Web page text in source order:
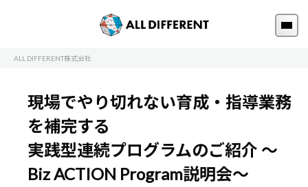
ALL DIFFERENT株式会社
現場でやり切れない育成・指導業務
を補完する
実践型連続プログラムのご紹介 ～
Biz ACTION Program説明会～